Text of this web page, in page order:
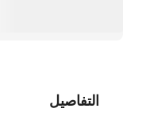
التفاصيل